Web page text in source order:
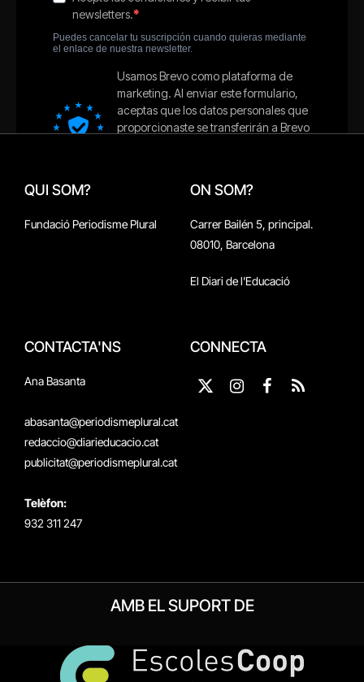
QUI SOM?
Fundació Periodisme Plural
ON SOM?
Carrer Bailén 5, principal.
08010, Barcelona
El Diari de l'Educació
CONTACTA'NS
Ana Basanta
abasanta@periodismeplural.cat
redaccio@diarieducacio.cat
publicitat@periodismeplural.cat
Telèfon:
932 311 247
CONNECTA
X
InstagramFacebook
RSS
AMB EL SUPORT DE